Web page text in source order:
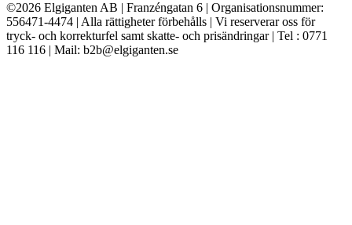
©2026 Elgiganten AB | Franzéngatan 6 | Organisationsnummer:
556471-4474 | Alla rättigheter förbehålls | Vi reserverar oss för
tryck- och korrekturfel samt skatte- och prisändringar | Tel : 0771
116 116 | Mail: b2b@elgiganten.se